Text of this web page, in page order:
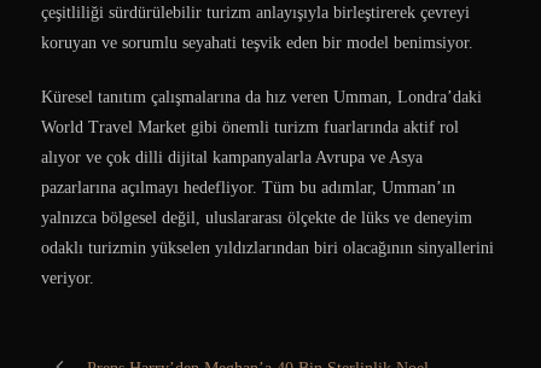
çeşitliliği sürdürülebilir turizm anlayışıyla birleştirerek çevreyi
koruyan ve sorumlu seyahati teşvik eden bir model benimsiyor.
Küresel tanıtım çalışmalarına da hız veren Umman, Londra’daki
World Travel Market gibi önemli turizm fuarlarında aktif rol
alıyor ve çok dilli dijital kampanyalarla Avrupa ve Asya
pazarlarına açılmayı hedefliyor. Tüm bu adımlar, Umman’ın
yalnızca bölgesel değil, uluslararası ölçekte de lüks ve deneyim
odaklı turizmin yükselen yıldızlarından biri olacağının sinyallerini
veriyor.